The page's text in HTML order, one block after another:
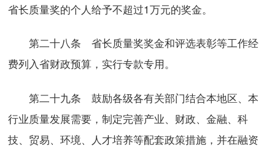
省长质量奖的个人给予不超过1万元的奖金。
第二十八条 省长质量奖奖金和评选表彰等工作经
费列入省财政预算，实行专款专用。
第二十九条 鼓励各级各有关部门结合本地区、本
行业质量发展需要，制定完善产业、财政、金融、科
技、贸易、环境、人才培养等配套政策措施，并在融资